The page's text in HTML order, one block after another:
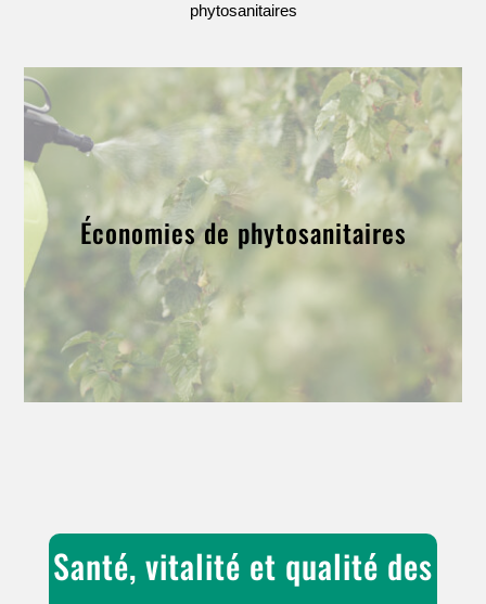
phytosanitaires
Économies de phytosanitaires
Santé, vitalité et qualité des